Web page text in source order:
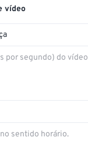
vídeo
por segundo) do vídeo
sentido horário.